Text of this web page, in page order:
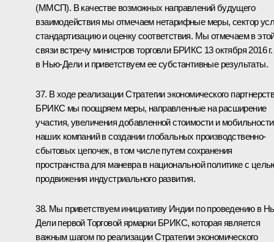
(ММСП). В качестве возможных направлений будущего
взаимодействия мы отмечаем нетарифные меры, сектор
стандартизацию и оценку соответствия. Мы отмечаем в
связи встречу министров торговли БРИКС 13 октября 2016 г.
в Нью-Дели и приветствуем ее субстантивные результаты.
37. В ходе реализации Стратегии экономического
БРИКС мы поощряем меры, направленные на расширение
участия, увеличения добавленной стоимости и мобильности
наших компаний в создании глобальных производственно-
сбытовых цепочек, в том числе путем сохранения
пространства для маневра в национальной политике с
продвижения индустриального развития.
38. Мы приветствуем инициативу Индии по проведению в
Дели первой Торговой ярмарки БРИКС, которая является
важным шагом по реализации Стратегии экономического